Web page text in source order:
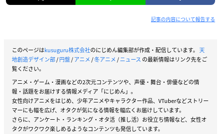
ます。
CD情報
天地創造デザイン部 オリジナル・サウンドトラッ
記事の内容について報告する
このページはkusuguru株式会社のにじめん編集部が作成・配信しています。 天
地創造デザイン部/円盤/アニメ/冬アニメ/ニュース の最新情報はリンク先をご
覧ください。
アニメ・ゲーム・漫画などの2次元コンテンツや、声優・舞台・俳優などの情
報・話題をお届けする情報メディア「にじめん」。
女性向けアニメをはじめ、少年アニメやキャラクター作品、VTuberなどストリー
マーにも幅を広げ、オタクが気になる情報を幅広くお届けしています。
さらに、アンケート・ランキング・オタ活（推し活）お役立ち情報など、女性オ
タクがワクワク楽しめるようなコンテンツも発信しています。